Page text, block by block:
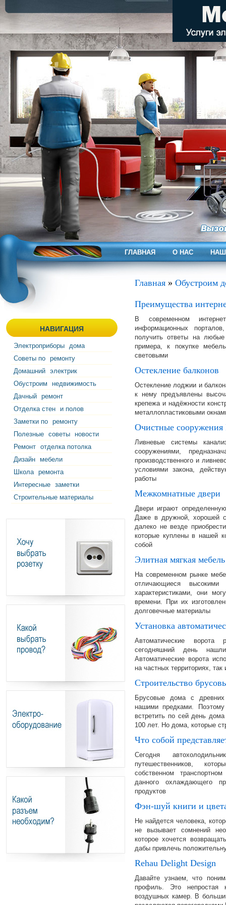
ГЛАВНАЯ О НАС
НАВИГАЦИЯ
Электроприборы дома
Советы по ремонту
Домашний электрик
Обустроим
недвижимость
Дачный ремонт
Отделка стен
и полов
Заметки по ремонту
Полезные советы
новости
Ремонт отделка потолка
Дизайн
мебели
Школа ремонта
Интересные заметки
Строительные материалы
Главная » Обустроим
Преимущества
В современном
информационных
получить ответы на
примера, к покупке
световыми
Остекление балконов
Остекление лоджии и
к нему предъявлены
крепежа и надёжности
металлопластиковыми
Очистные сооружения
Ливневые системы
сооружениями,
производственного и
условиями закона,
работы
Межкомнатные двери
Двери играют
Даже в дружной, хорошей
далеко не везде
которые куплены в нашей
собой
Элитная мягкая мебель
На современном рынке
отличающиеся высокими
характеристиками, они
времени. При их
долговечные материалы
Установка
Автоматические
сегодняшний день
Автоматические ворота
на частных территориях,
Строительство
Брусовые дома с
нашими предками.
встретить по сей день
100 лет. Но дома, которые
Что собой
Сегодня
путешественников,
собственном
данного охлаждающего
продуктов
Фэн-шуй книги и
Не найдется человека,
не вызывает сомнений
которое хочется
дабы привлечь
Rehau Delight Design
Давайте узнаем, что
профиль. Это непростая
воздушных камер. В